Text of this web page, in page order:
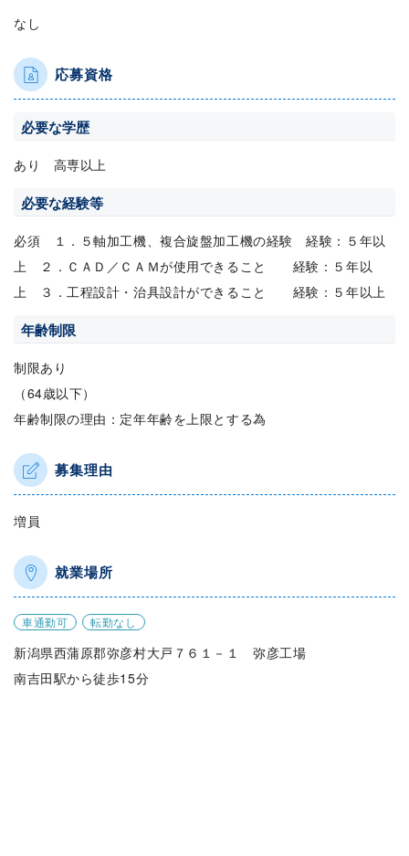
なし
応募資格
必要な学歴
あり 高専以上
必要な経験等
必須 １．５軸加工機、複合旋盤加工機の経験 経験：５年以
上 ２．ＣＡＤ／ＣＡＭが使用できること 経験：５年以
上 ３．工程設計・治具設計ができること 経験：５年以上
年齢制限
制限あり
（64歳以下）
年齢制限の理由：定年年齢を上限とする為
募集理由
増員
就業場所
車通勤可 転勤なし
新潟県西蒲原郡弥彦村大戸７６１－１ 弥彦工場
南吉田駅から徒歩15分